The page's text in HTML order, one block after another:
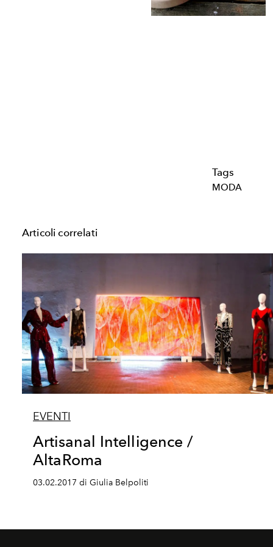
Tags
MODA
Articoli correlati
EVENTI
Artisanal Intelligence /
AltaRoma
03.02.2017 di Giulia Belpoliti